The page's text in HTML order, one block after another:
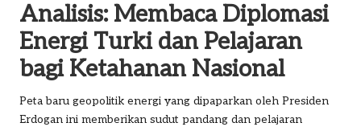
Analisis: Membaca Diplomasi
Energi Turki dan Pelajaran
bagi Ketahanan Nasional
Peta baru geopolitik energi yang dipaparkan oleh Presiden
Erdogan ini memberikan sudut pandang dan pelajaran